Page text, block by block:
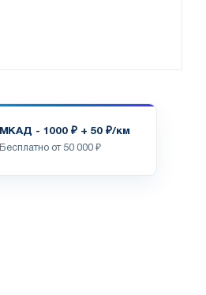
МКАД - 1000 ₽ + 50 ₽/км
Бесплатно от 50 000 ₽